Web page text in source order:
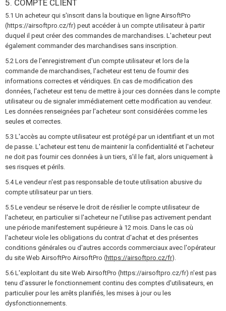
5. COMPTE CLIENT
5.1 Un acheteur qui s'inscrit dans la boutique en ligne AirsoftPro
(https://airsoftpro.cz/fr) peut accéder à un compte utilisateur à partir
duquel il peut créer des commandes de marchandises. L'acheteur peut
également commander des marchandises sans inscription.
5.2 Lors de l'enregistrement d'un compte utilisateur et lors de la
commande de marchandises, l'acheteur est tenu de fournir des
informations correctes et véridiques. En cas de modification des
données, l'acheteur est tenu de mettre à jour ces données dans le compte
utilisateur ou de signaler immédiatement cette modification au vendeur.
Les données renseignées par l'acheteur sont considérées comme les
seules et correctes.
5.3 L'accès au compte utilisateur est protégé par un identifiant et un mot
de passe. L'acheteur est tenu de maintenir la confidentialité et l'acheteur
ne doit pas fournir ces données à un tiers, s'il le fait, alors uniquement à
ses risques et périls.
5.4 Le vendeur n'est pas responsable de toute utilisation abusive du
compte utilisateur par un tiers.
5.5 Le vendeur se réserve le droit de résilier le compte utilisateur de
l'acheteur, en particulier si l'acheteur ne l'utilise pas activement pendant
une période manifestement supérieure à 12 mois. Dans le cas où
l'acheteur viole les obligations du contrat d'achat et des présentes
conditions générales ou d'autres accords commerciaux avec l'opérateur
du site Web AirsoftPro AirsoftPro (https://airsoftpro.cz/fr).
5.6 L'exploitant du site Web AirsoftPro (https://airsoftpro.cz/fr) n'est pas
tenu d'assurer le fonctionnement continu des comptes d'utilisateurs, en
particulier pour les arrêts planifiés, les mises à jour ou les
dysfonctionnements.